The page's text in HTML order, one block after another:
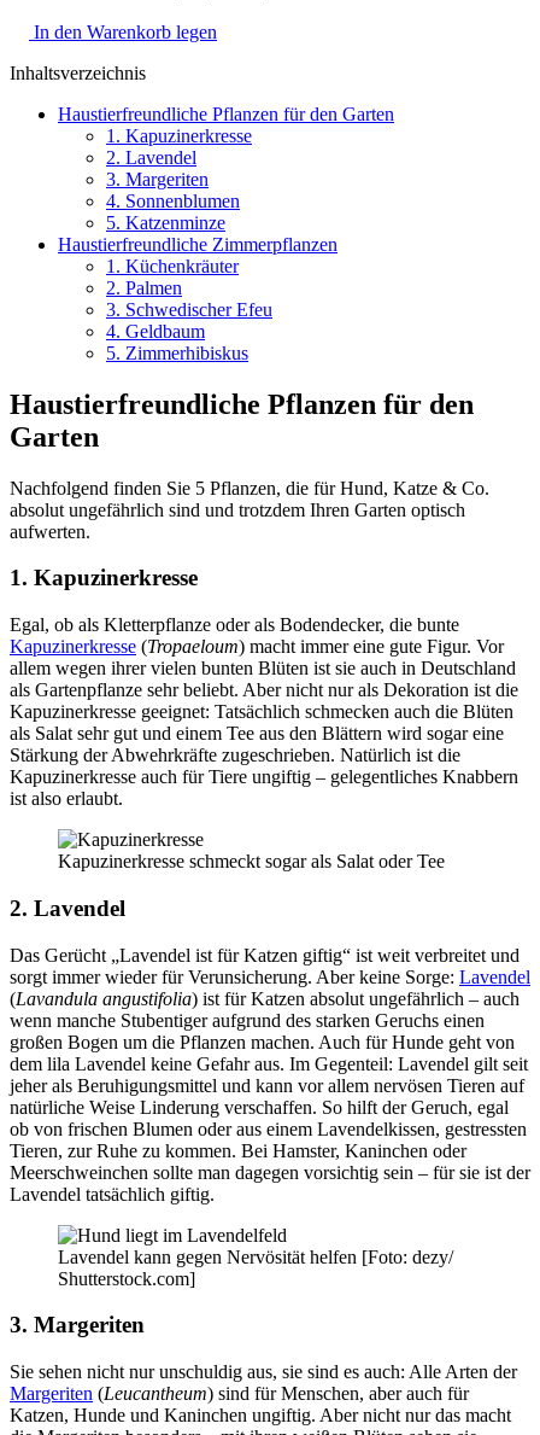
In den Warenkorb legen
Inhaltsverzeichnis
Haustierfreundliche Pflanzen für den Garten
1. Kapuzinerkresse
2. Lavendel
3. Margeriten
4. Sonnenblumen
5. Katzenminze
Haustierfreundliche Zimmerpflanzen
1. Küchenkräuter
2. Palmen
3. Schwedischer Efeu
4. Geldbaum
5. Zimmerhibiskus
Haustierfreundliche Pflanzen für den
Garten
Nachfolgend finden Sie 5 Pflanzen, die für Hund, Katze & Co.
absolut ungefährlich sind und trotzdem Ihren Garten optisch
aufwerten.
1. Kapuzinerkresse
Egal, ob als Kletterpflanze oder als Bodendecker, die bunte
Kapuzinerkresse (Tropaeloum) macht immer eine gute Figur. Vor
allem wegen ihrer vielen bunten Blüten ist sie auch in Deutschland
als Gartenpflanze sehr beliebt. Aber nicht nur als Dekoration ist die
Kapuzinerkresse geeignet: Tatsächlich schmecken auch die Blüten
als Salat sehr gut und einem Tee aus den Blättern wird sogar eine
Stärkung der Abwehrkräfte zugeschrieben. Natürlich ist die
Kapuzinerkresse auch für Tiere ungiftig – gelegentliches Knabbern
ist also erlaubt.
Kapuzinerkresse schmeckt sogar als Salat oder Tee
2. Lavendel
Das Gerücht „Lavendel ist für Katzen giftig“ ist weit verbreitet und
sorgt immer wieder für Verunsicherung. Aber keine Sorge: Lavendel
(Lavandula angustifolia) ist für Katzen absolut ungefährlich – auch
wenn manche Stubentiger aufgrund des starken Geruchs einen
großen Bogen um die Pflanzen machen. Auch für Hunde geht von
dem lila Lavendel keine Gefahr aus. Im Gegenteil: Lavendel gilt seit
jeher als Beruhigungsmittel und kann vor allem nervösen Tieren auf
natürliche Weise Linderung verschaffen. So hilft der Geruch, egal
ob von frischen Blumen oder aus einem Lavendelkissen, gestressten
Tieren, zur Ruhe zu kommen. Bei Hamster, Kaninchen oder
Meerschweinchen sollte man dagegen vorsichtig sein – für sie ist der
Lavendel tatsächlich giftig.
Lavendel kann gegen Nervösität helfen [Foto: dezy/
Shutterstock.com]
3. Margeriten
Sie sehen nicht nur unschuldig aus, sie sind es auch: Alle Arten der
Margeriten (Leucantheum) sind für Menschen, aber auch für
Katzen, Hunde und Kaninchen ungiftig. Aber nicht nur das macht